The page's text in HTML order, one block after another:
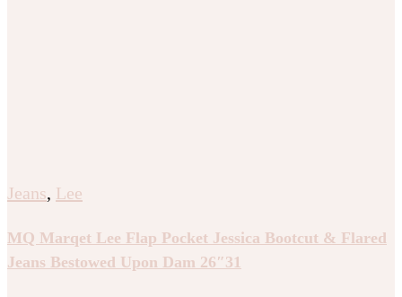
Jeans, Lee
MQ Marqet Lee Flap Pocket Jessica Bootcut & Flared
Jeans Bestowed Upon Dam 26″31